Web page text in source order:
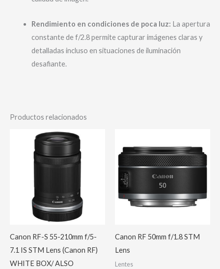
Rendimiento en condiciones de poca luz: La apertura
constante de f/2.8 permite capturar imágenes claras y
detalladas incluso en situaciones de iluminación
desafiante.
Productos relacionados
Canon RF-S 55-210mm f/5-
7.1 IS STM Lens (Canon RF)
WHITE BOX/ ALSO
Canon RF 50mm f/1.8 STM
Lens
Lentes